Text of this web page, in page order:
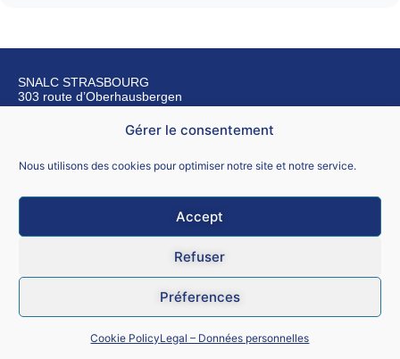
Gérer le consentement
Nous utilisons des cookies pour optimiser notre site et notre service.
Accept
Refuser
Préferences
Cookie PolicyLegal – Données personnelles
SNALC STRASBOURG
303 route d’Oberhausbergen
67200 Strasbourg
CGU